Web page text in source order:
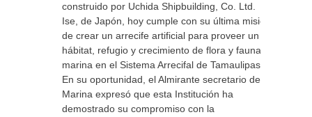
construido por Uchida Shipbuilding, Co. Ltd.
Ise, de Japón, hoy cumple con su última misión
de crear un arrecife artificial para proveer un
hábitat, refugio y crecimiento de flora y fauna
marina en el Sistema Arrecifal de Tamaulipas.
En su oportunidad, el Almirante secretario de
Marina expresó que esta Institución ha
demostrado su compromiso con la